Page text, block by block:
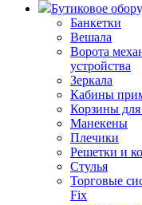
Бутиковое
Банкетки
Вешала
Ворота
устройства
Зеркала
Кабины
Корзины для
Манекены
Плечики
Решетки и
Стулья
Торговые
Fix